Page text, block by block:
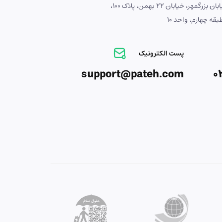
آدرس : اصفهان، خیابان بزرگمهر، خیابان 22 بهمن، پلاک 100،
چهارم، واحد 10
پست الکترونیک
support@pateh.com